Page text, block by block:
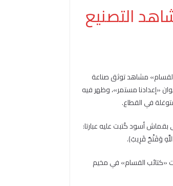
التصنيع
الشهيد عز الدين القسام» مشاهد توثق صناعة
ويحمل عنوان «إعدادنا مستمر»، وظهر فيه
في القطاع.
أسود كُتبت عليه عبارتا:
وَفَتْحٌ قَرِيبٌ).
«كتائب القسام» في مخيم